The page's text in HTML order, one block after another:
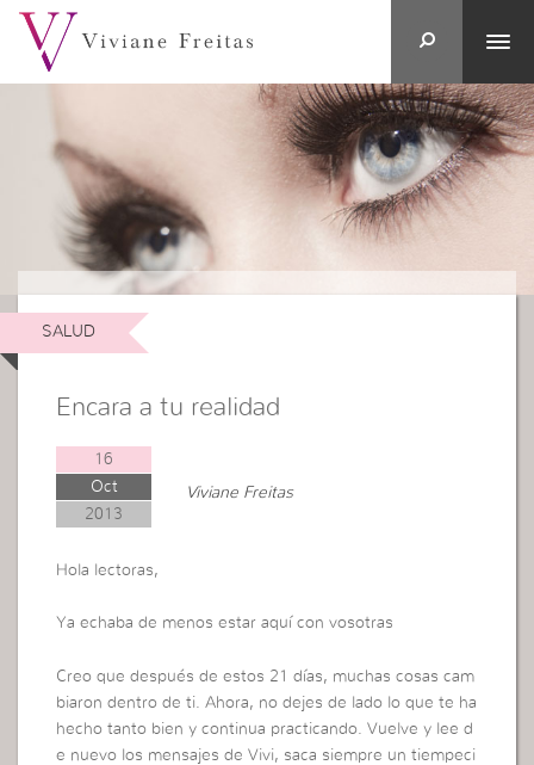
SALUD
Encara a tu realidad
16
Oct
2013
Viviane Freitas
Hola lectoras,
Ya echaba de menos estar aquí con vosotras
Creo que después de estos 21 días, muchas cosas cam
biaron dentro de ti. Ahora, no dejes de lado lo que te ha
hecho tanto bien y continua practicando. Vuelve y lee d
e nuevo los mensajes de Vivi, saca siempre un tiempeci